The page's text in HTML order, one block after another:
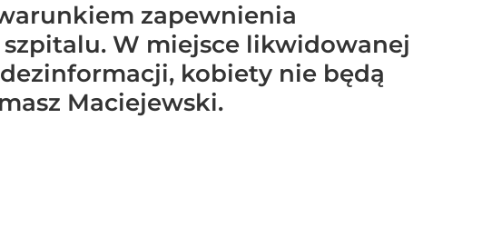
zapewnienia
W miejsce likwidowanej
kobiety nie będą
Maciejewski.